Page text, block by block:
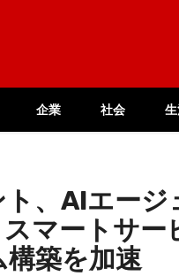
企業 社会
、AIエージ
マートサー
築を加速